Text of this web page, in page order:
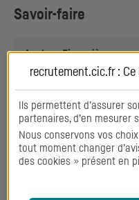
Savoir-faire
Analyse Financière
Maîtrise de risque
Management
Orientation Client
recrutement.cic.fr :
Ils permettent d’assurer
partenaires, d’en mesurer
Nous conservons vos
tout moment changer
des cookies » présent en